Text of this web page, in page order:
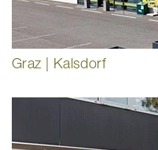
Graz | Kalsdorf